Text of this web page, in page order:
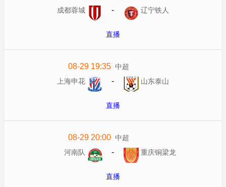
成都蓉城
- 辽宁铁人
直播
08-29 19:35 中超
上海申花
- 山东泰山
直播
08-29 20:00 中超
河南队
- 重庆铜梁龙
直播